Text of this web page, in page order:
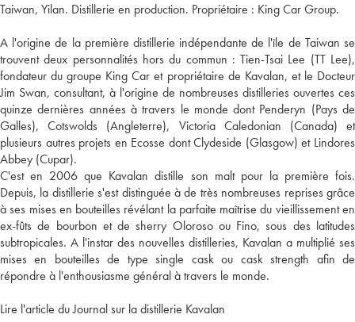
Taiwan, Yilan. Distillerie en production. Propriétaire : King Car Group.
A l'origine de la première distillerie indépendante de l'île de Taiwan se
trouvent deux personnalités hors du commun : Tien-Tsai Lee (TT Lee),
fondateur du groupe King Car et propriétaire de Kavalan, et le Docteur
Jim Swan, consultant, à l'origine de nombreuses distilleries ouvertes ces
quinze dernières années à travers le monde dont Penderyn (Pays de
Galles), Cotswolds (Angleterre), Victoria Caledonian (Canada) et
plusieurs autres projets en Ecosse dont Clydeside (Glasgow) et Lindores
Abbey (Cupar).
C'est en 2006 que Kavalan distille son malt pour la première fois.
Depuis, la distillerie s'est distinguée à de très nombreuses reprises grâce
à ses mises en bouteilles révélant la parfaite maîtrise du vieillissement en
ex-fûts de bourbon et de sherry Oloroso ou Fino, sous des latitudes
subtropicales. A l'instar des nouvelles distilleries, Kavalan a multiplié ses
mises en bouteilles de type single cask ou cask strength afin de
répondre à l'enthousiasme général à travers le monde.
Lire l'article du Journal sur la distillerie Kavalan